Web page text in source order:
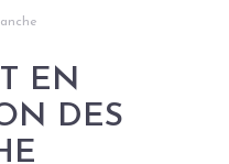
EN
DES